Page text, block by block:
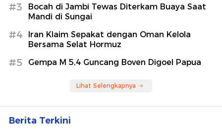
#3
Bocah di Jambi Tewas Diterkam Buaya Saat
Mandi di Sungai
#4
Iran Klaim Sepakat dengan Oman Kelola
Bersama Selat Hormuz
#5 Gempa M 5,4 Guncang Boven Digoel Papua
Lihat Selengkapnya
Berita Terkini